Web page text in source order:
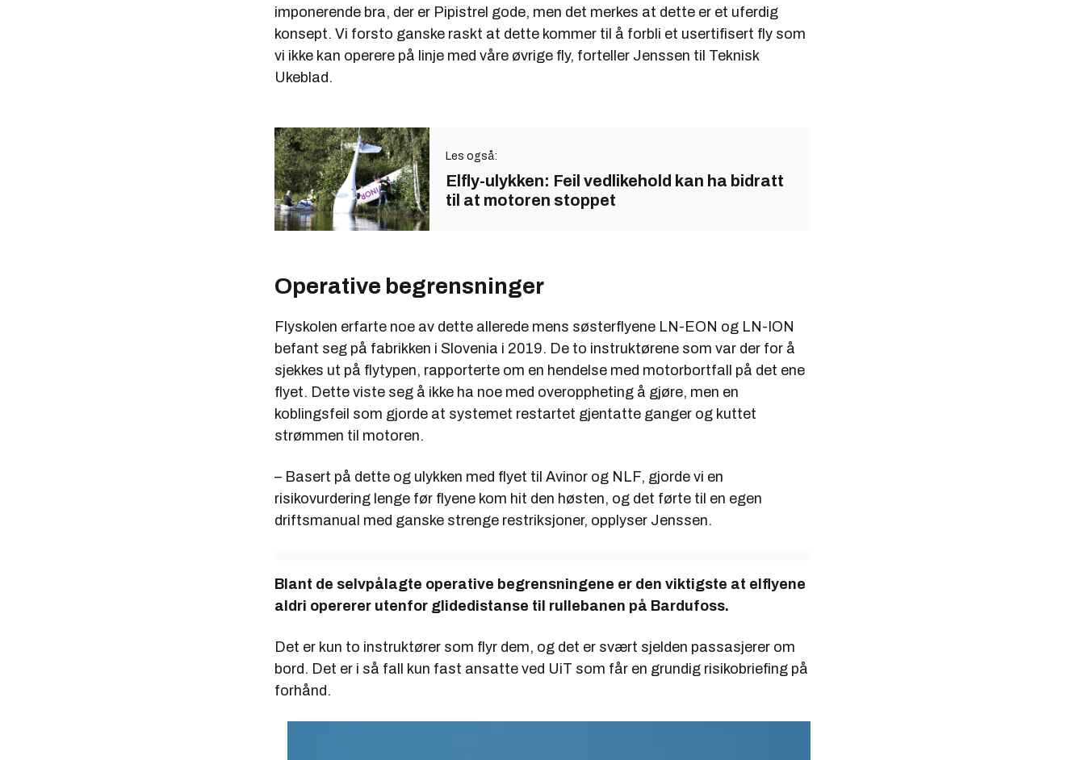
imponerende bra, der er Pipistrel gode, men det merkes at dette er et uferdig
konsept. Vi forsto ganske raskt at dette kommer til å forbli et usertifisert fly som
vi ikke kan operere på linje med våre øvrige fly, forteller Jenssen til Teknisk
Ukeblad.
Les også:
Elfly-ulykken: Feil vedlikehold kan ha bidratt
til at motoren stoppet
Operative begrensninger
Flyskolen erfarte noe av dette allerede mens søsterflyene LN-EON og LN-ION
befant seg på fabrikken i Slovenia i 2019. De to instruktørene som var der for å
sjekkes ut på flytypen, rapporterte om en hendelse med motorbortfall på det ene
flyet. Dette viste seg å ikke ha noe med overoppheting å gjøre, men en
koblingsfeil som gjorde at systemet restartet gjentatte ganger og kuttet
strømmen til motoren.
– Basert på dette og ulykken med flyet til Avinor og NLF, gjorde vi en
risikovurdering lenge før flyene kom hit den høsten, og det førte til en egen
driftsmanual med ganske strenge restriksjoner, opplyser Jenssen.
Blant de selvpålagte operative begrensningene er den viktigste at elflyene
aldri opererer utenfor glidedistanse til rullebanen på Bardufoss.
Det er kun to instruktører som flyr dem, og det er svært sjelden passasjerer om
bord. Det er i så fall kun fast ansatte ved UiT som får en grundig risikobriefing på
forhånd.